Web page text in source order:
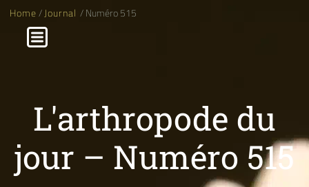
Home/Journal / Numéro 515
L'arthropode du
jour – Numéro 515